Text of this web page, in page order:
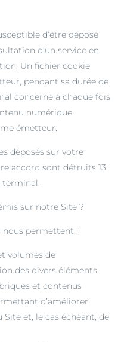
d’être déposé
d’un service en
Un fichier cookie
pendant sa durée de
concerné à chaque fois
numérique
émetteur.
déposés sur votre
accord sont détruits 13
terminal.
sur notre Site ?
nous permettent :
volumes de
des divers éléments
et contenus
d’améliorer
Site et, le cas échéant, de